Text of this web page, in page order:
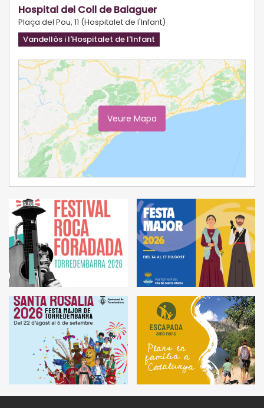
Hospital del Coll de Balaguer
Plaça del Pou, 11 (Hospitalet de l'Infant)
Vandellòs i l'Hospitalet de l'Infant
Veure Mapa